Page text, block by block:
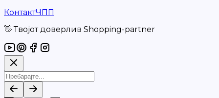
КонтактЧПП
👋 Твојот доверлив Shopping-partner